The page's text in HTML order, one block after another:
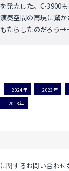
発売した。C-3900
奏空間の再現に驚
もたらしたのだろう
2024年 2023年
2018年
関するお問い合わ